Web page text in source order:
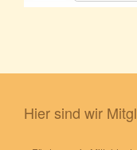
Hier sind wir